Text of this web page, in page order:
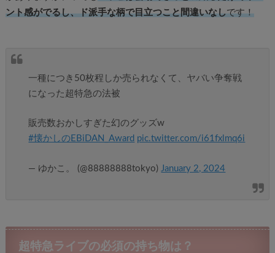
ント感がでるし、ド派手な柄で目立つこと間違いなしです！
一種につき50枚程しか売られなくて、ヤバい争奪戦
になった超特急の法被
販売数おかしすぎた幻のグッズw
#懐かしのEBiDAN_Award pic.twitter.com/i61fxlmq6i
— ゆかこ。 (@88888888tokyo) January 2, 2024
超特急ライブの必須の持ち物は？